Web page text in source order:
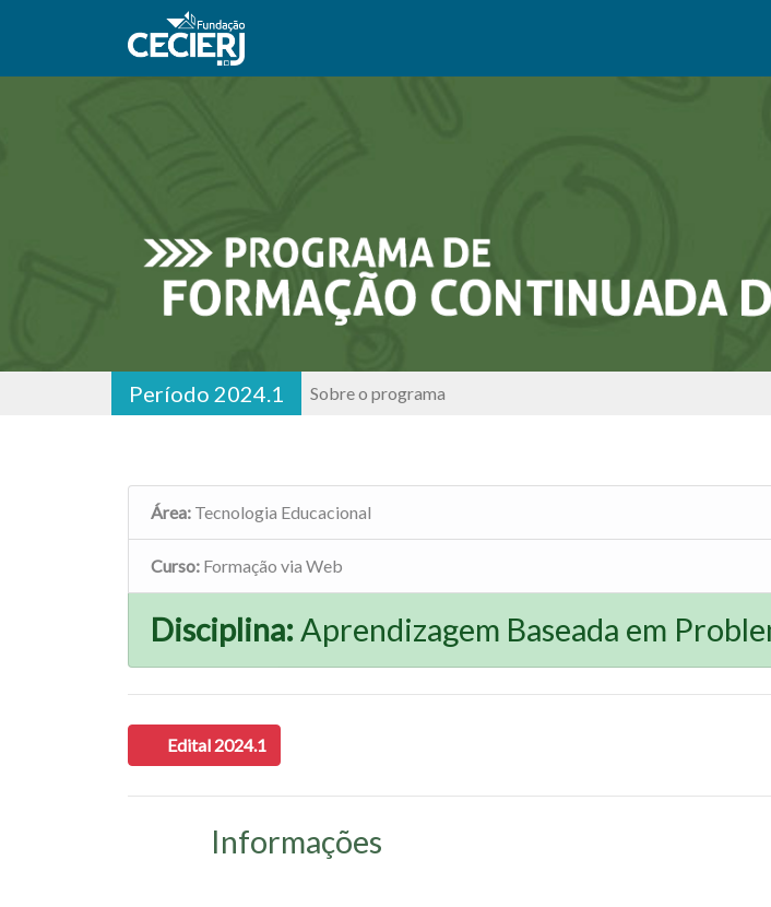
Período 2024.1 Sobre o programa
Área: Tecnologia Educacional
Curso: Formação via Web
Disciplina: Aprendizagem Baseada em
Edital 2024.1
Informações